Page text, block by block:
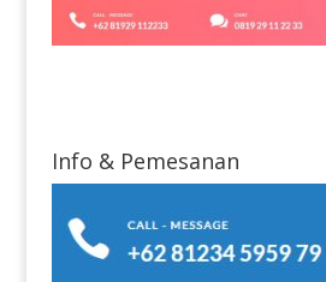
Info & Pemesanan